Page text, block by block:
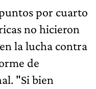
por cuarto
no hicieron
la lucha contra
de
"Si bien